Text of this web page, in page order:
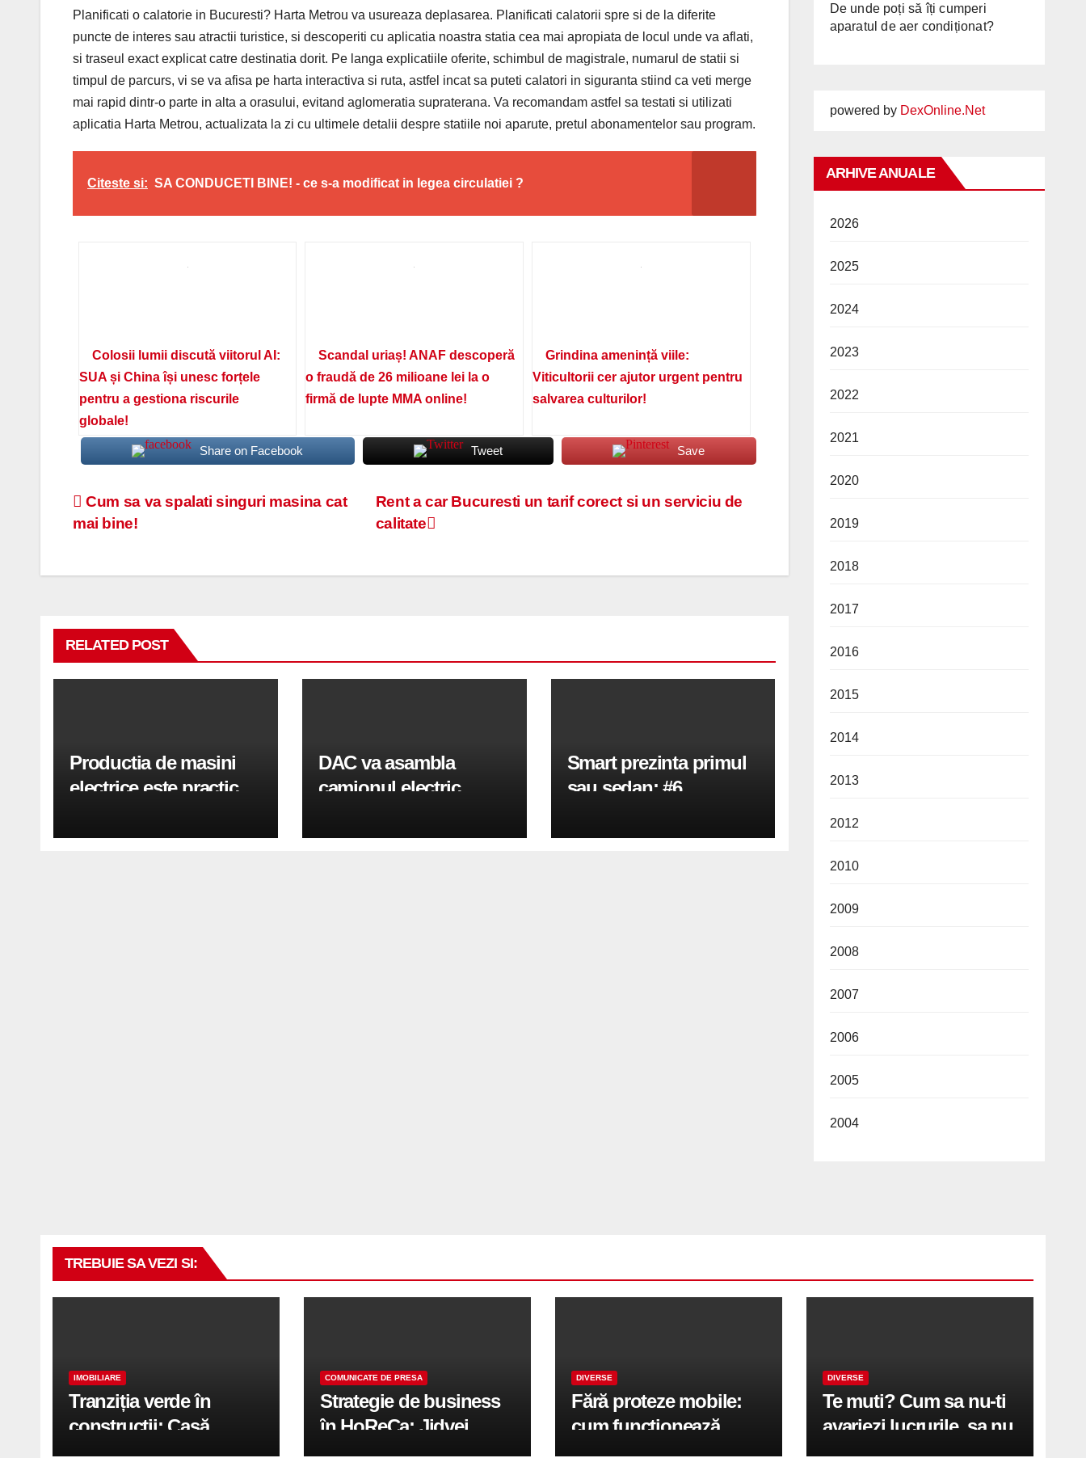
Planificati o calatorie in Bucuresti? Harta Metrou va usureaza deplasarea. Planificati calatorii spre si de la diferite
puncte de interes sau atractii turistice, si descoperiti cu aplicatia noastra statia cea mai apropiata de locul unde va aflati,
si traseul exact explicat catre destinatia dorit. Pe langa explicatiile oferite, schimbul de magistrale, numarul de statii si
timpul de parcurs, vi se va afisa pe harta interactiva si ruta, astfel incat sa puteti calatori in siguranta stiind ca veti merge
mai rapid dintr-o parte in alta a orasului, evitand aglomeratia supraterana. Va recomandam astfel sa testati si utilizati
aplicatia Harta Metrou, actualizata la zi cu ultimele detalii despre statiile noi aparute, pretul abonamentelor sau program.
Citeste si: SA CONDUCETI BINE! - ce s-a modificat in legea circulatiei ?
Colosii lumii discută viitorul AI:
SUA și China își unesc forțele
pentru a gestiona riscurile
globale!
Scandal uriaș! ANAF descoperă
o fraudă de 26 milioane lei la o
firmă de lupte MMA online!
Grindina amenință viile:
Viticultorii cer ajutor urgent pentru
salvarea culturilor!
Share on Facebook Tweet Save
Navigare
articole
Rent a car Bucuresti un tarif corect si un serviciu de
calitate
Cum sa va spalati singuri masina cat
mai bine!
RELATED POST
Productia de masini
electrice este practic
DAC va asambla
camionul electric
tone in Brasov
Smart prezinta primul
sau sedan: #6
De unde poți să îți cumperi
aparatul de aer condiționat?
powered by DexOnline.Net
ARHIVE ANUALE
2026
2025
2024
2023
2022
2021
2020
2019
2018
2017
2016
2015
2014
2013
2012
2010
2009
2008
2007
2006
2005
2004
TREBUIE SA VEZI SI:
IMOBILIARE
Tranziția verde în
construcții: Casă
modernă cu structură
COMUNICATE DE PRESA
Strategie de business
în HoReCa: Jidvei
transformă terasele în
DIVERSE
Fără proteze mobile:
cum funcționează
reabilitarea completă
DIVERSE
Te muti? Cum sa nu-ti
avariezi lucrurile, sa nu
zgarii podeaua sau sa